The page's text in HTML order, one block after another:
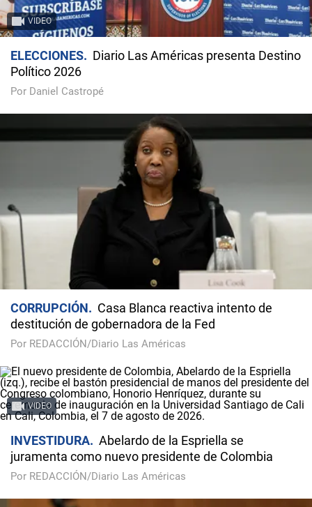
VIDEO
ELECCIONES
Diario Las Américas presenta Destino
Político 2026
Por Daniel Castropé
CORRUPCIÓN
Casa Blanca reactiva intento de
destitución de gobernadora de la Fed
Por REDACCIÓN/Diario Las Américas
VIDEO
INVESTIDURA
Abelardo de la Espriella se
juramenta como nuevo presidente de Colombia
Por REDACCIÓN/Diario Las Américas